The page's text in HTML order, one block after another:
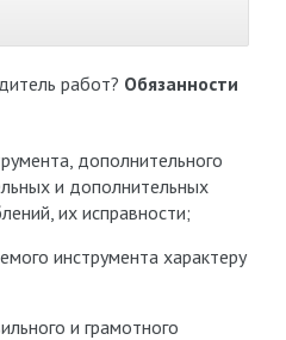
работ? Обязанности
дополнительного
и дополнительных
их исправности;
инструмента характеру
и грамотного